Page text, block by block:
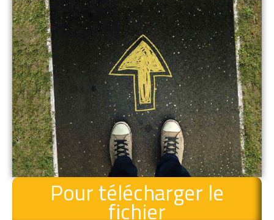
Pour télécharger le
fichier